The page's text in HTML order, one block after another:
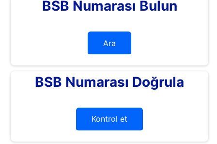
BSB Numarası Bulun
Ara
BSB Numarası Doğrula
Kontrol et